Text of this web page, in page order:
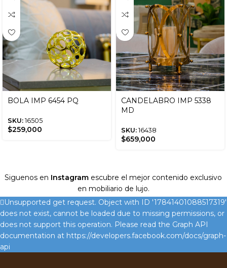
BOLA IMP 6454 PQ
SKU: 16505
$259,000
CANDELABRO IMP 5338
MD
SKU: 16438
$659,000
Siguenos en Instagram escubre el mejor contenido exclusivo
en mobiliario de lujo.
Unsupported get request. Object with ID '17841401088517319'
does not exist, cannot be loaded due to missing permissions, or
does not support this operation. Please read the Graph API
documentation at https://developers.facebook.com/docs/graph-
api